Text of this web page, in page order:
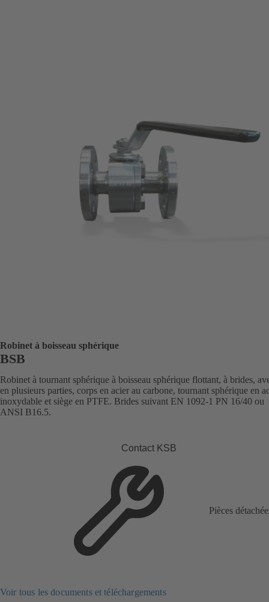
Robinet à boisseau sphérique
BSB
Robinet à tournant sphérique à boisseau sphérique flottant, à brides,
en plusieurs parties, corps en acier au carbone, tournant sphérique en
inoxydable et siège en PTFE. Brides suivant EN 1092-1 PN 16/40 ou
ANSI B16.5.
Contact KSB
Pièces
Voir tous les documents et téléchargements